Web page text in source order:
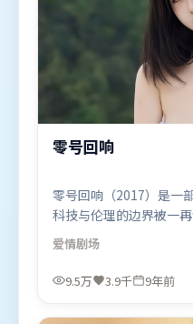
零号回响
零号回响（2017）是一
科技与伦理的边界被一
历道德震荡。叙事线索
束。由奉俊昊执导，刘
联袂出演。影片于2017
爱情剧场
9.5万 3.9千 9年前